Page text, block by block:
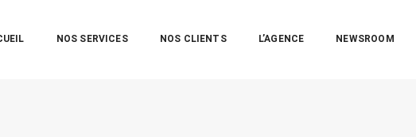
NOS SERVICES NOS CLIENTS L’AGENCE NEWSROOM